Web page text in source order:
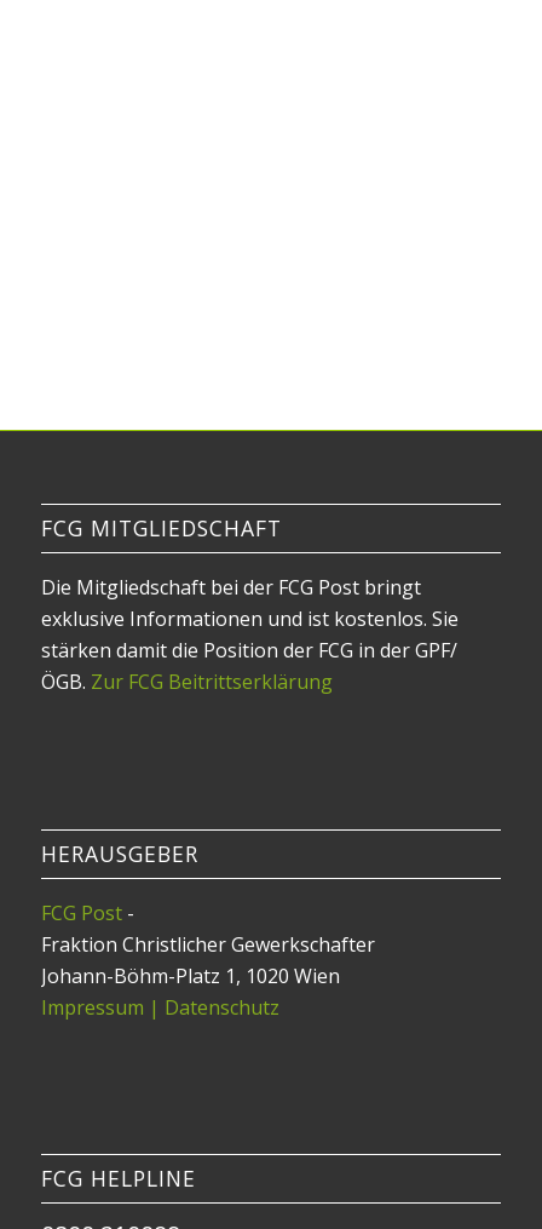
FCG MITGLIEDSCHAFT
Die Mitgliedschaft bei der FCG Post bringt
exklusive Informationen und ist kostenlos. Sie
stärken damit die Position der FCG in der GPF/
ÖGB. Zur FCG Beitrittserklärung
HERAUSGEBER
FCG Post-
Fraktion Christlicher Gewerkschafter
Johann-Böhm-Platz 1, 1020 Wien
Impressum | Datenschutz
FCG HELPLINE